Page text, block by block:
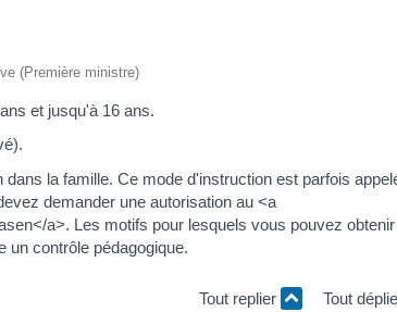
(Première ministre)
et jusqu'à 16 ans.
la famille. Ce mode d'instruction est parfois
demander une autorisation au <a
a>. Les motifs pour lesquels vous pouvez obtenir
un contrôle pédagogique.
Tout replier Tout